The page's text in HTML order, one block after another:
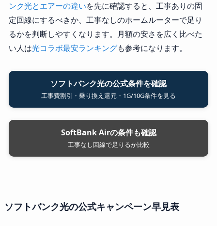
ンク光とエアーの違いを先に確認すると、工事ありの固
定回線にするべきか、工事なしのホームルーターで足り
るかを判断しやすくなります。月額の安さを広く比べた
い人は光コラボ最安ランキングも参考になります。
ソフトバンク光の公式条件を確認
工事費割引・乗り換え還元・1G/10G条件を見る
SoftBank Airの条件も確認
工事なし回線で足りるか比較
ソフトバンク光の公式キャンペーン早見表